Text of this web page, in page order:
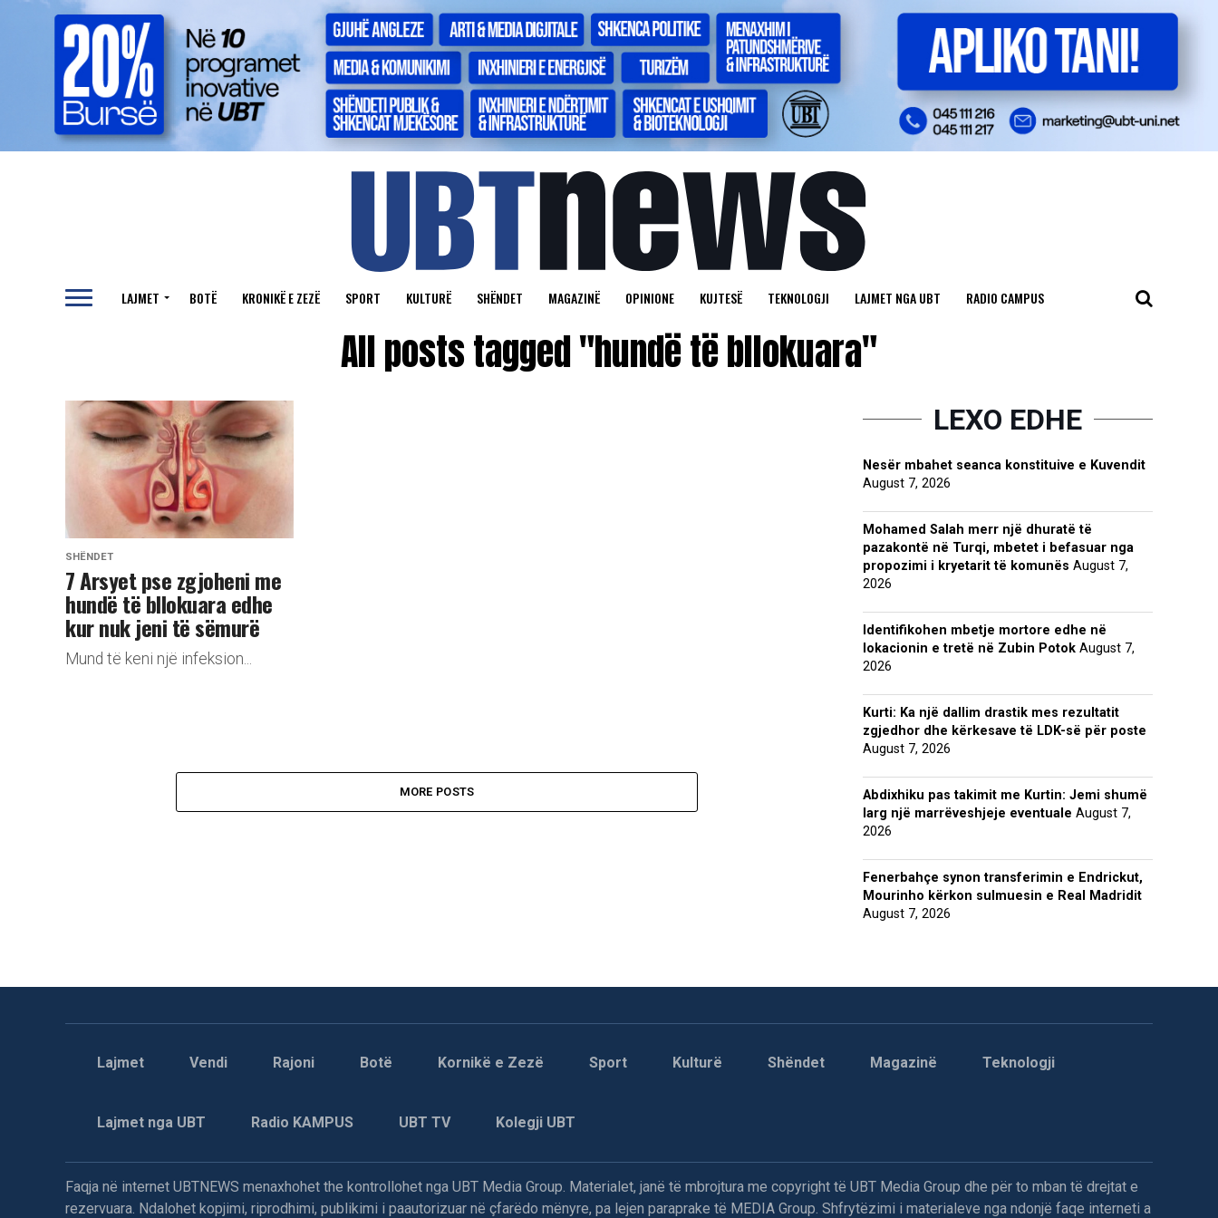
LAJMET BOTË KRONIKË E ZEZË SPORT KULTURË SHËNDET MAGAZINË OPINIONE KUJTESË TEKNOLOGJI LAJMET NGA UBT RADIO CAMPUS
All posts tagged "hundë të bllokuara"
SHËNDET
7 Arsyet pse zgjoheni me
hundë të bllokuara edhe
kur nuk jeni të sëmurë
Mund të keni një infeksion...
MORE POSTS
LEXO EDHE
Nesër mbahet seanca konstituive e Kuvendit
August 7, 2026
Mohamed Salah merr një dhuratë të
pazakontë në Turqi, mbetet i befasuar nga
propozimi i kryetarit të komunës August 7,
2026
Identifikohen mbetje mortore edhe në
lokacionin e tretë në Zubin Potok August 7,
2026
Kurti: Ka një dallim drastik mes rezultatit
zgjedhor dhe kërkesave të LDK-së për poste
August 7, 2026
Abdixhiku pas takimit me Kurtin: Jemi shumë
larg një marrëveshjeje eventuale August 7,
2026
Fenerbahçe synon transferimin e Endrickut,
Mourinho kërkon sulmuesin e Real Madridit
August 7, 2026
Lajmet Vendi Rajoni Botë Kornikë e Zezë Sport Kulturë Shëndet Magazinë Teknologji
Lajmet nga UBT Radio KAMPUS UBT TV Kolegji UBT
Faqja në internet UBTNEWS menaxhohet the kontrollohet nga UBT Media Group. Materialet, janë të mbrojtura me copyright të UBT Media Group dhe për to mban të drejtat e
rezervuara. Ndalohet kopjimi, riprodhimi, publikimi i paautorizuar në çfarëdo mënyre, pa lejen paraprake të MEDIA Group. Shfrytëzimi i materialeve nga ndonjë faqe interneti a